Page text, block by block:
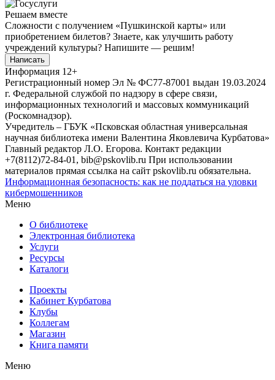
Решаем вместе
Сложности с получением «Пушкинской карты» или
приобретением билетов? Знаете, как улучшить работу
учреждений культуры? Напишите — решим!
Написать
Информация 12+
Регистрационный номер Эл № ФС77-87001 выдан 19.03.2024
г. Федеральной службой по надзору в сфере связи,
информационных технологий и массовых коммуникаций
(Роскомнадзор).
Учредитель – ГБУК «Псковская областная универсальная
научная библиотека имени Валентина Яковлевича Курбатова»
Главный редактор Л.О. Егорова. Контакт редакции
+7(8112)72-84-01, bib@pskovlib.ru При использовании
материалов прямая ссылка на сайт pskovlib.ru обязательна.
Информационная безопасность: как не поддаться на уловки
кибермошенников
Меню
О библиотеке
Электронная библиотека
Услуги
Ресурсы
Каталоги
Проекты
Кабинет Курбатова
Клубы
Коллегам
Магазин
Книга памяти
Меню